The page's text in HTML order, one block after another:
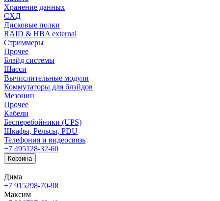
Хранение данных
СХД
Дисковые полки
RAID & HBA external
Стриммеры
Прочее
Блэйд системы
Шасси
Вычислительные модули
Коммутаторы для блэйдов
Мезонин
Прочее
Кабели
Бесперебойники (UPS)
Шкафы, Рельсы, PDU
Телефония и видеосвязь
+7 495128-32-60
Корзина
Дима
+7 915298-70-98
Максим